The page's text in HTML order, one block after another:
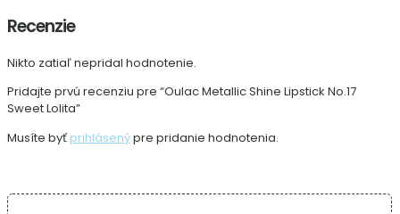
Recenzie
Nikto zatiaľ nepridal hodnotenie.
Pridajte prvú recenziu pre “Oulac Metallic Shine Lipstick No.17
Sweet Lolita”
Musíte byť prihlásenýpre pridanie hodnotenia.